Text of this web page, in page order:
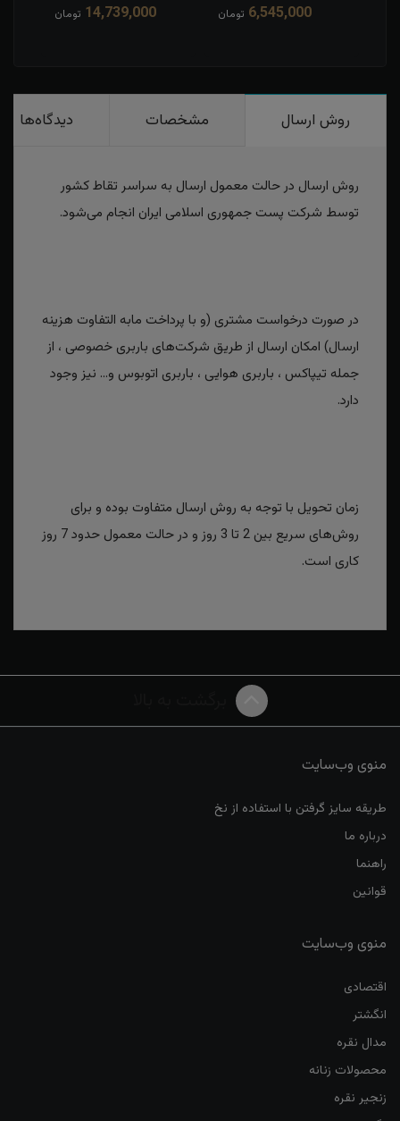
6,545,000 تومان 14,739,000 تومان
روش ارسال مشخصات دیدگاه‌ها
روش ارسال در حالت معمول ارسال به سراسر تقاط کشور
توسط شرکت پست جمهوری اسلامی ایران انجام می‌شود.
در صورت درخواست مشتری (و با پرداخت مابه التفاوت هزینه
ارسال) امکان ارسال از طریق شرکت‌های باربری خصوصی ، از
جمله تیپاکس ، باربری هوایی ، باربری اتوبوس و... نیز وجود
دارد.
زمان تحویل با توجه به روش ارسال متفاوت بوده و برای
روش‌های سریع بین 2 تا 3 روز و در حالت معمول حدود 7 روز
کاری است.
منوی وب‌سایت
طریقه سایز گرفتن با استفاده از نخ
درباره ما
راهنما
قوانین
منوی وب‌سایت
اقتصادی
انگشتر
مدال نقره
محصولات زنانه
زنجیر نقره